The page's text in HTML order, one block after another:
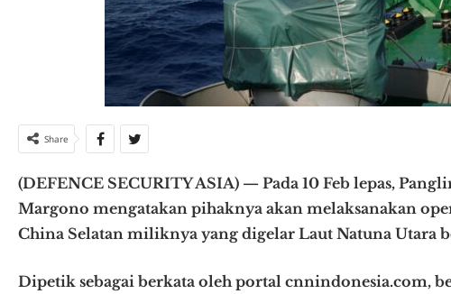
Share
(DEFENCE SECURITY ASIA) — Pada 10 Feb lepas,
Margono mengatakan pihaknya akan melaksanakan
China Selatan miliknya yang digelar Laut Natuna Utara
Dipetik sebagai berkata oleh portal cnnindonesia.com,